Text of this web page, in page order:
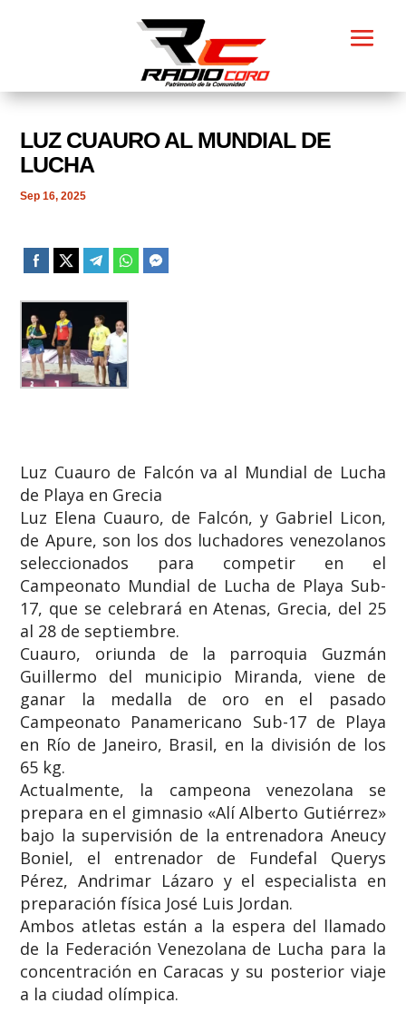
LUZ CUAURO AL MUNDIAL DE
LUCHA
Sep 16, 2025
​Luz Cuauro de Falcón va al Mundial de Lucha
de Playa en Grecia
​Luz Elena Cuauro, de Falcón, y Gabriel Licon,
de Apure, son los dos luchadores venezolanos
seleccionados para competir en el
Campeonato Mundial de Lucha de Playa Sub-
17, que se celebrará en Atenas, Grecia, del 25
al 28 de septiembre.
​Cuauro, oriunda de la parroquia Guzmán
Guillermo del municipio Miranda, viene de
ganar la medalla de oro en el pasado
Campeonato Panamericano Sub-17 de Playa
en Río de Janeiro, Brasil, en la división de los
65 kg.
​Actualmente, la campeona venezolana se
prepara en el gimnasio «Alí Alberto Gutiérrez»
bajo la supervisión de la entrenadora Aneucy
Boniel, el entrenador de Fundefal Querys
Pérez, Andrimar Lázaro y el especialista en
preparación física José Luis Jordan.
​Ambos atletas están a la espera del llamado
de la Federación Venezolana de Lucha para la
concentración en Caracas y su posterior viaje
a la ciudad olímpica.